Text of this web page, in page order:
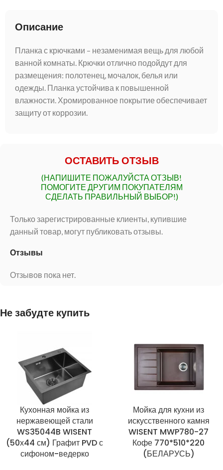
Описание
Планка с крючками – незаменимая вещь для любой
ванной комнаты. Крючки отлично подойдут для
размещения: полотенец, мочалок, белья или
одежды. Планка устойчива к повышенной
влажности. Хромированное покрытие обеспечивает
защиту от коррозии.
ОСТАВИТЬ ОТЗЫВ
(НАПИШИТЕ ПОЖАЛУЙСТА ОТЗЫВ!
ПОМОГИТЕ ДРУГИМ ПОКУПАТЕЛЯМ
СДЕЛАТЬ ПРАВИЛЬНЫЙ ВЫБОР!)
Отзывы
Отзывов пока нет.
Только зарегистрированные клиенты, купившие
данный товар, могут публиковать отзывы.
Не забудте купить
Кухонная мойка из
нержавеющей стали
WS35044B WISENT
(50х44 см) Графит PVD с
сифоном-ведерко
Мойка для кухни из
искусственного камня
WISENT MWP780-27
Кофе 770*510*220
(БЕЛАРУСЬ)